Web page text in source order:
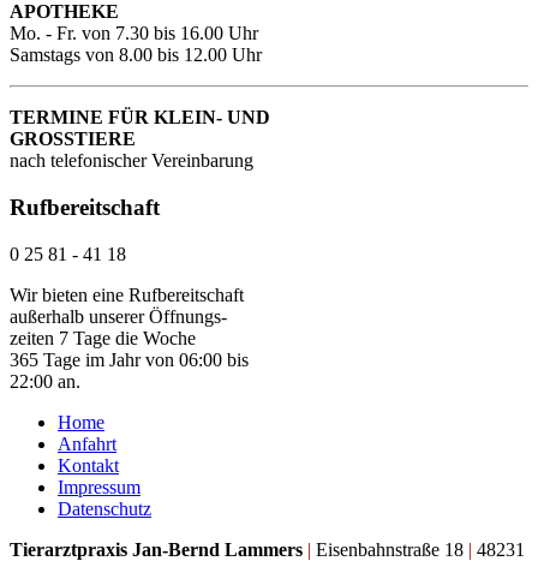
APOTHEKE
Mo. - Fr. von 7.30 bis 16.00 Uhr
Samstags von 8.00 bis 12.00 Uhr
TERMINE FÜR KLEIN- UND
GROSSTIERE
nach telefonischer Vereinbarung
Rufbereitschaft
0 25 81 - 41 18
Wir bieten eine Rufbereitschaft
außerhalb unserer Öffnungs-
zeiten 7 Tage die Woche
365 Tage im Jahr von 06:00 bis
22:00 an.
Home
Anfahrt
Kontakt
Impressum
Datenschutz
Tierarztpraxis Jan-Bernd Lammers | Eisenbahnstraße 18 | 48231